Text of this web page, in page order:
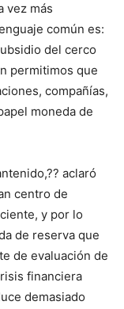
vez más
común es:
del cerco
permitimos que
compañías,
moneda de
aclaró
centro de
y por lo
de reserva que
de evaluación de
financiera
demasiado